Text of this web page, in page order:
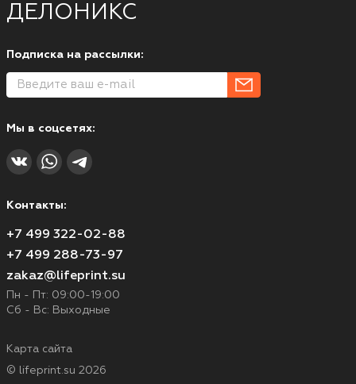
ДЕЛОНИКС
Подписка на рассылки:
Мы в соцсетях:
Контакты:
+7 499 322-02-88
+7 499 288-73-97
zakaz@lifeprint.su
Пн - Пт: 09:00-19:00
Сб - Вс: Выходные
Карта сайта
© lifeprint.su 2026